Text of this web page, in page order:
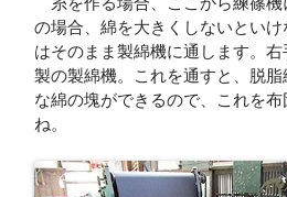
の場合、綿を大きくしないとい
はそのまま製綿機に通します。
製の製綿機。これを通すと、脱
な綿の塊ができるので、これを
ね。